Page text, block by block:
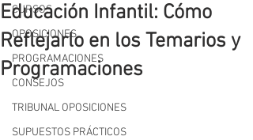
CURSOS
OPOSICIONES
PROGRAMACIONES
CONSEJOS
TRIBUNAL OPOSICIONES
SUPUESTOS PRÁCTICOS
Educación Infantil: Cómo
Reflejarlo en los Temarios y
Programaciones